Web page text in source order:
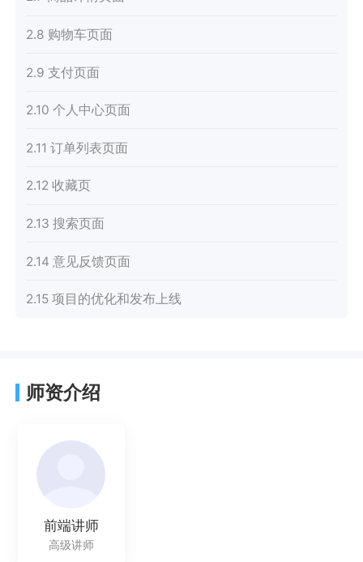
2.8 购物车页面
2.9 支付页面
2.10 个人中心页面
2.11 订单列表页面
2.12 收藏页
2.13 搜索页面
2.14 意见反馈页面
2.15 项目的优化和发布上线
师资介绍
前端讲师
高级讲师